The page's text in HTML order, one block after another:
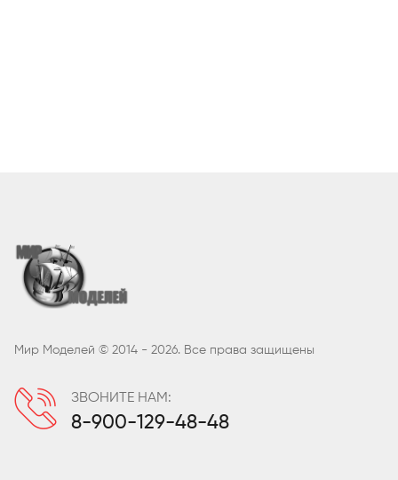
Мир Моделей © 2014 - 2026. Все права защищены
ЗВОНИТЕ НАМ:
8-900-129-48-48